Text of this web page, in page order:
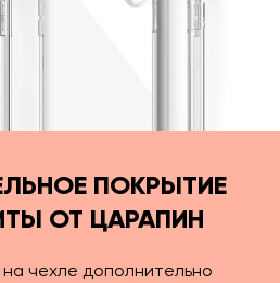
ПОКРЫТИЕ
ОТ ЦАРАПИН
чехле дополнительно